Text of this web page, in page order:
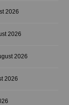
2026
2026
2026
2026